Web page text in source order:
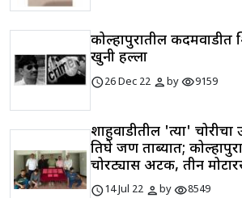
कोल्हापुरातील कदमवाडीत
खुनी हल्ला
schedule26 Dec 22 personbyvisibility9159
शाहुवाडीतील 'त्या' चोरीचा
तिघे जण ताब्यात;
चोरट्यास अटक, तीन
schedule14 Jul 22 personbyvisibility8549